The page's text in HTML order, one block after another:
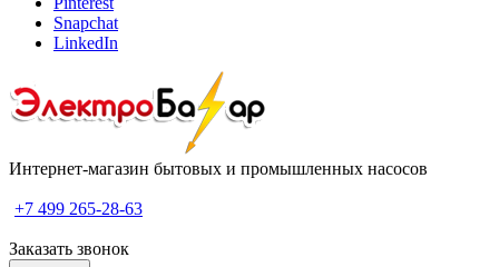
Snapchat
LinkedIn
Интернет-магазин бытовых и промышленных насосов
+7 499 265-28-63
Заказать звонок